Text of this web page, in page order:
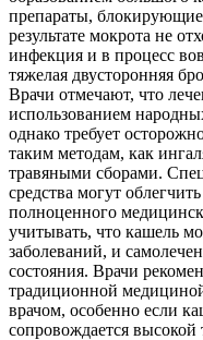
О нас
препараты, блокирующие
результате мокрота не
инфекция и в процесс
тяжелая двусторонняя
Врачи отмечают, что
использованием
однако требует
таким методам, как
травяными сборами.
средства могут
полноценного
учитывать, что кашель
заболеваний, и
состояния. Врачи
традиционной медициной
врачом, особенно если
сопровождается высокой